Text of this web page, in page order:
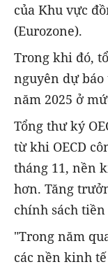
của Khu vực
(Eurozone).
Trong khi đó,
nguyên dự
năm 2025 ở
Tổng thư ký
từ khi OECD
tháng 11, nền
hơn. Tăng
chính sách
"Trong năm
các nền kinh